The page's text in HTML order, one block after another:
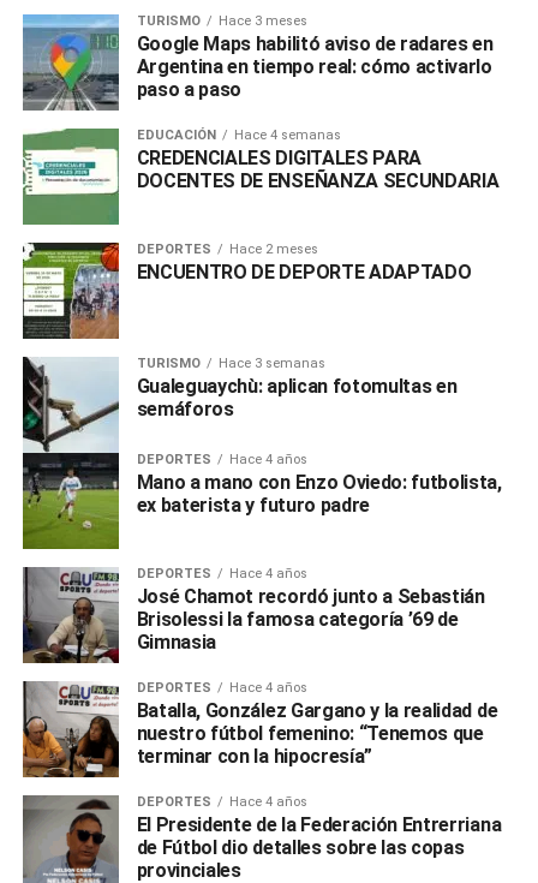
TURISMO Hace 3 meses
Google Maps habilitó aviso de radares en
Argentina en tiempo real: cómo activarlo
paso a paso
EDUCACIÓN Hace 4 semanas
CREDENCIALES DIGITALES PARA
DOCENTES DE ENSEÑANZA SECUNDARIA
DEPORTES Hace 2 meses
ENCUENTRO DE DEPORTE ADAPTADO
TURISMO Hace 3 semanas
Gualeguaychù: aplican fotomultas en
semáforos
DEPORTES Hace 4 años
Mano a mano con Enzo Oviedo: futbolista,
ex baterista y futuro padre
DEPORTES Hace 4 años
José Chamot recordó junto a Sebastián
Brisolessi la famosa categoría ’69 de
Gimnasia
DEPORTES Hace 4 años
Batalla, González Gargano y la realidad de
nuestro fútbol femenino: “Tenemos que
terminar con la hipocresía”
DEPORTES Hace 4 años
El Presidente de la Federación Entrerriana
de Fútbol dio detalles sobre las copas
provinciales